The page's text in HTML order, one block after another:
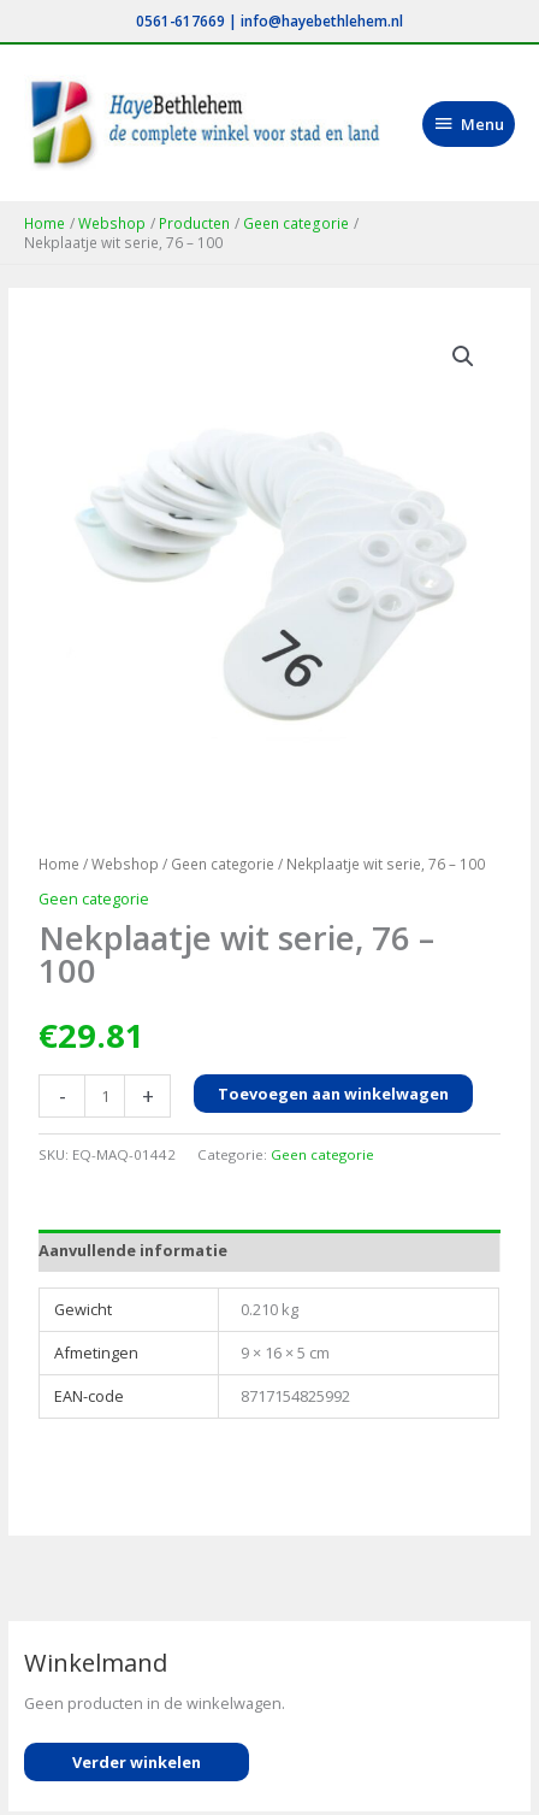
naar
inhoud
0561-617669 | info@hayebethlehem.nl
Menu
Menu
Home Webshop Producten
Geen categorie
Nekplaatje wit serie, 76 – 100
Home /Webshop / Geen categorie / Nekplaatje wit serie, 76 – 100
Geen categorie
Nekplaatje wit serie, 76 –
100
€29.81
-
Nekplaatje
wit
serie,
100
aantal
+ Toevoegen aan winkelwagen
SKU: EQ-MAQ-01442 Categorie: Geen categorie
Aanvullende informatie
Gewicht
0.210 kg
Afmetingen
9 × 16 × 5 cm
EAN-code
8717154825992
Winkelmand
Geen producten in de winkelwagen.
Verder winkelen